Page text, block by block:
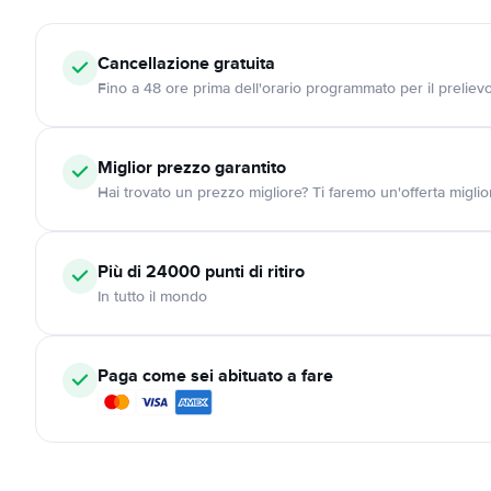
Cancellazionegratuita
Fino a 48 ore prima dell'orario programmato per il
Miglior prezzo garantito
Hai trovato un prezzo migliore? Ti faremo un'offerta
Più di 24000 punti di ritiro
In tutto il mondo
Paga come sei abituato a fare